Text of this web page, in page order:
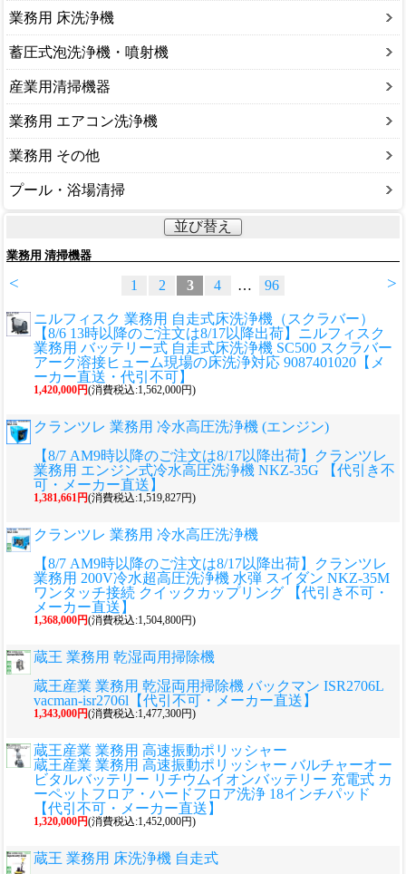
業務用 床洗浄機
蓄圧式泡洗浄機・噴射機
産業用清掃機器
業務用 エアコン洗浄機
業務用 その他
プール・浴場清掃
並び替え
業務用 清掃機器
< >
1 2 3 4 … 96
ニルフィスク 業務用 自走式床洗浄機（スクラバー）
【8/6 13時以降のご注文は8/17以降出荷】ニルフィスク
業務用 バッテリー式 自走式床洗浄機 SC500 スクラバー
アーク溶接ヒューム現場の床洗浄対応 9087401020【メ
ーカー直送・代引不可】
1,420,000円(消費税込:1,562,000円)
クランツレ 業務用 冷水高圧洗浄機 (エンジン)
【8/7 AM9時以降のご注文は8/17以降出荷】クランツレ
業務用 エンジン式冷水高圧洗浄機 NKZ-35G 【代引き不
可・メーカー直送】
1,381,661円(消費税込:1,519,827円)
クランツレ 業務用 冷水高圧洗浄機
【8/7 AM9時以降のご注文は8/17以降出荷】クランツレ
業務用 200V冷水超高圧洗浄機 水弾 スイダン NKZ-35M
ワンタッチ接続 クイックカップリング 【代引き不可・
メーカー直送】
1,368,000円(消費税込:1,504,800円)
蔵王 業務用 乾湿両用掃除機
蔵王産業 業務用 乾湿両用掃除機 バックマン ISR2706L
vacman-isr2706l【代引不可・メーカー直送】
1,343,000円(消費税込:1,477,300円)
蔵王産業 業務用 高速振動ポリッシャー
蔵王産業 業務用 高速振動ポリッシャー バルチャーオー
ビタルバッテリー リチウムイオンバッテリー 充電式 カ
ーペットフロア・ハードフロア洗浄 18インチパッド
【代引不可・メーカー直送】
1,320,000円(消費税込:1,452,000円)
蔵王 業務用 床洗浄機 自走式